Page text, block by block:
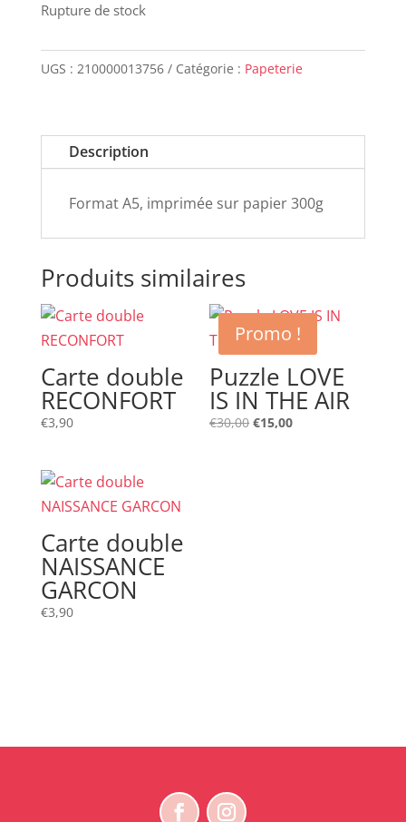
Rupture de stock
UGS : 210000013756 Catégorie : Papeterie
Description
Format A5, imprimée sur papier 300g
Produits similaires
Carte double
RECONFORT
€3,90
Promo !
Puzzle LOVE
IS IN THE AIR
€30,00 Le
€15,00Le
Carte double
NAISSANCE
GARCON
€3,90